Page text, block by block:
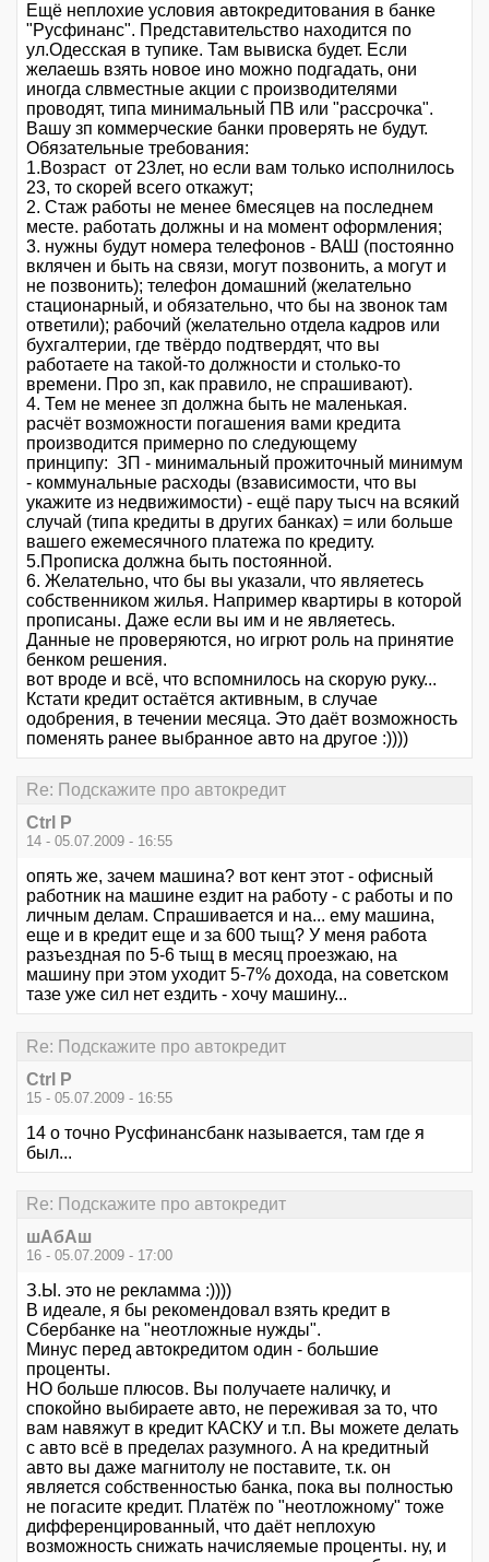
Ещё неплохие условия автокредитования в банке
"Русфинанс". Представительство находится по
ул.Одесская в тупике. Там вывиска будет. Если
желаешь взять новое ино можно подгадать, они
иногда слвместные акции с производителями
проводят, типа минимальный ПВ или "рассрочка".
Вашу зп коммерческие банки проверять не будут.
Обязательные требования:
1.Возраст от 23лет, но если вам только исполнилось
23, то скорей всего откажут;
2. Стаж работы не менее 6месяцев на последнем
месте. работать должны и на момент оформления;
3. нужны будут номера телефонов - ВАШ (постоянно
вклячен и быть на связи, могут позвонить, а могут и
не позвонить); телефон домашний (желательно
стационарный, и обязательно, что бы на звонок там
ответили); рабочий (желательно отдела кадров или
бухгалтерии, где твёрдо подтвердят, что вы
работаете на такой-то должности и столько-то
времени. Про зп, как правило, не спрашивают).
4. Тем не менее зп должна быть не маленькая.
расчёт возможности погашения вами кредита
производится примерно по следующему
принципу: ЗП - минимальный прожиточный минимум
- коммунальные расходы (взависимости, что вы
укажите из недвижимости) - ещё пару тысч на всякий
случай (типа кредиты в других банках) = или больше
вашего ежемесячного платежа по кредиту.
5.Прописка должна быть постоянной.
6. Желательно, что бы вы указали, что являетесь
собственником жилья. Например квартиры в которой
прописаны. Даже если вы им и не являетесь.
Данные не проверяются, но игрют роль на принятие
бенком решения.
вот вроде и всё, что вспомнилось на скорую руку...
Кстати кредит остаётся активным, в случае
одобрения, в течении месяца. Это даёт возможность
поменять ранее выбранное авто на другое :))))
Re: Подскажите про автокредит
Ctrl P
14 - 05.07.2009 - 16:55
опять же, зачем машина? вот кент этот - офисный
работник на машине ездит на работу - с работы и по
личным делам. Спрашивается и на... ему машина,
еще и в кредит еще и за 600 тыщ? У меня работа
разъездная по 5-6 тыщ в месяц проезжаю, на
машину при этом уходит 5-7% дохода, на советском
тазе уже сил нет ездить - хочу машину...
Re: Подскажите про автокредит
Ctrl P
15 - 05.07.2009 - 16:55
14 о точно Русфинансбанк называется, там где я
был...
Re: Подскажите про автокредит
шАбАш
16 - 05.07.2009 - 17:00
З.Ы. это не рекламма :))))
В идеале, я бы рекомендовал взять кредит в
Сбербанке на "неотложные нужды".
Минус перед автокредитом один - большие
проценты.
НО больше плюсов. Вы получаете наличку, и
спокойно выбираете авто, не переживая за то, что
вам навяжут в кредит КАСКУ и т.п. Вы можете делать
с авто всё в пределах разумного. А на кредитный
авто вы даже магнитолу не поставите, т.к. он
является собственностью банка, пока вы полностью
не погасите кредит. Платёж по "неотложному" тоже
дифференцированный, что даёт неплохую
возможность снижать начисляемые проценты. ну, и